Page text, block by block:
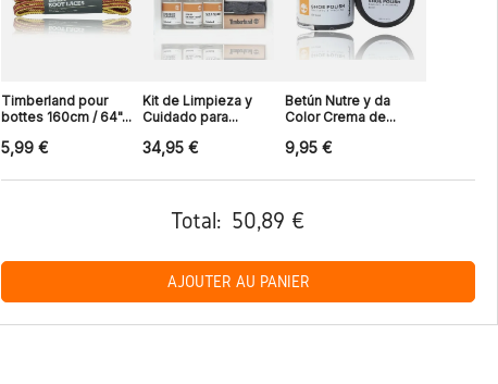
Timberland pour
bottes 160cm / 64"...
5,99 €
Kit de Limpieza y
Cuidado para...
34,95 €
Betún Nutre y da
Color Crema de...
9,95 €
Total: 50,89 €
AJOUTER AU PANIER